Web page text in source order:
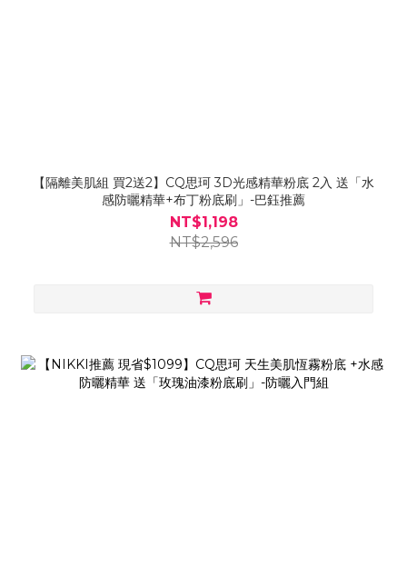
【隔離美肌組 買2送2】CQ思珂 3D光感精華粉底 2入 送「水
感防曬精華+布丁粉底刷」-巴鈺推薦
NT$1,198
NT$2,596